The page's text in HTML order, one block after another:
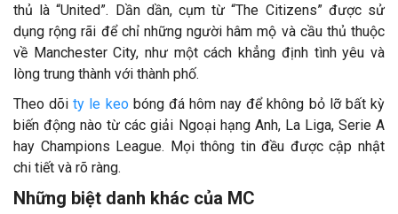
thủ là “United”. Dần dần, cụm từ “The Citizens” được sử
dụng rộng rãi để chỉ những người hâm mộ và cầu thủ thuộc
về Manchester City, như một cách khẳng định tình yêu và
lòng trung thành với thành phố.
Theo dõity le keobóng đá hôm nay để không bỏ lỡ bất kỳ
biến động nào từ các giải Ngoại hạng Anh, La Liga, Serie A
hay Champions League. Mọi thông tin đều được cập nhật
chi tiết và rõ ràng.
Những biệt danh khác của MC